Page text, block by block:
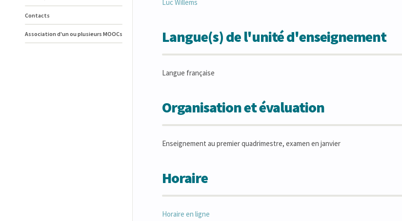
Contacts
Association d'un ou plusieurs MOOCs
LucWillems
Langue(s) de l'unité d'enseignement
Langue française
Organisation et évaluation
Enseignement au premier quadrimestre, examen en janvier
Horaire
Horaire en ligne